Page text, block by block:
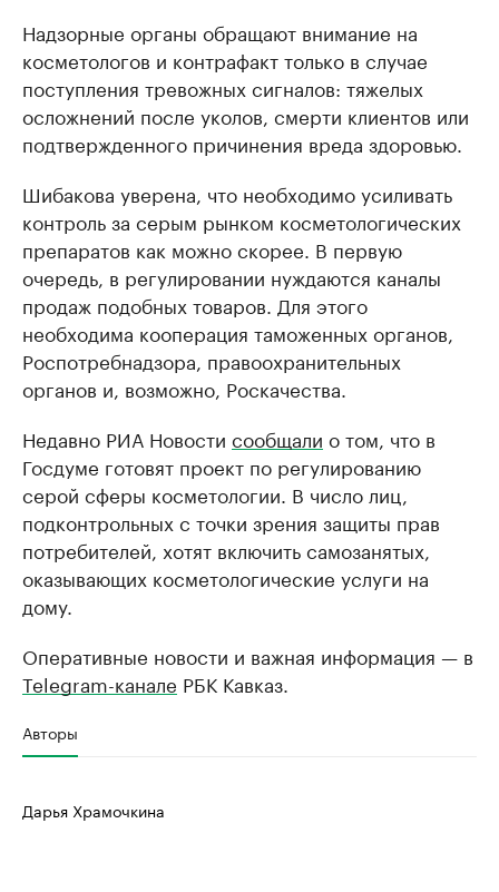
Надзорные органы обращают внимание на
косметологов и контрафакт только в случае
поступления тревожных сигналов: тяжелых
осложнений после уколов, смерти клиентов или
подтвержденного причинения вреда здоровью.
Шибакова уверена, что необходимо усиливать
контроль за серым рынком косметологических
препаратов как можно скорее. В первую
очередь, в регулировании нуждаются каналы
продаж подобных товаров. Для этого
необходима кооперация таможенных органов,
Роспотребнадзора, правоохранительных
органов и, возможно, Роскачества.
Недавно РИА Новости сообщали о том, что в
Госдуме готовят проект по регулированию
серой сферы косметологии. В число лиц,
подконтрольных с точки зрения защиты прав
потребителей, хотят включить самозанятых,
оказывающих косметологические услуги на
дому.
Оперативные новости и важная информация — в
Telegram-канале РБК Кавказ.
Авторы
Дарья Храмочкина